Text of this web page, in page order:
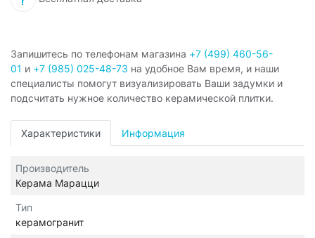
Запишитесь по телефонам магазина +7 (499) 460-56-
01 и +7 (985) 025-48-73 на удобное Вам время, и наши
специалисты помогут визуализировать Ваши задумки и
подсчитать нужное количество керамической плитки.
Характеристики Информация
Производитель
Керама Марацци
Тип
керамогранит